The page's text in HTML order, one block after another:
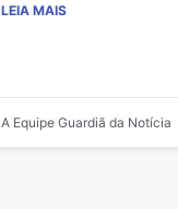
LEIA MAIS
A Equipe Guardiã da Notícia